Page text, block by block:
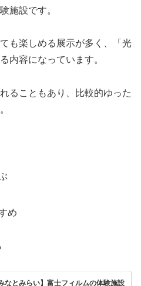
施設です。
も楽しめる展示が多く、「光
内容になっています。
ることもあり、比較的ゆった
め
なとみらい】富士フィルムの体験施設